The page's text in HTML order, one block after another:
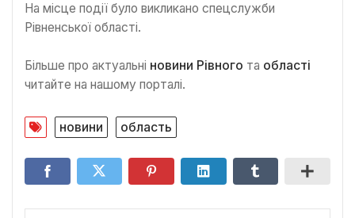
На місце події було викликано спецслужби
Рівненської області.
Більше про актуальні новини Рівного та області
читайте на нашому порталі.
новини область